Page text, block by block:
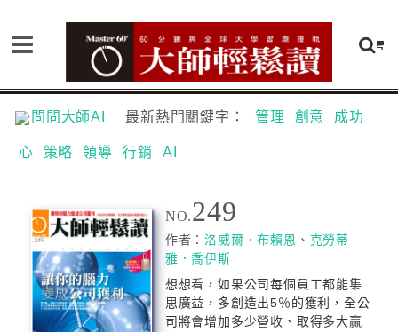
問問大師AI 最新熱門關鍵字： 管理 創意 成功
心 策略 領導 行銷 AI
NO.249
作者：洛威爾．布賴恩 、 克勞蒂
雅．喬伊斯
想想看，如果公司每個員工都能集
思廣益，多創造出5％的獲利，全公
司將會增加多少營收、取得多大贏